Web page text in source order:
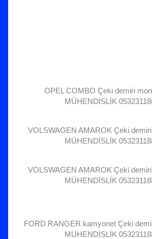
OPEL COMBO Çeki demiri
MÜHENDİSLİK
VOLSWAGEN AMAROK Çeki demiri
MÜHENDİSLİK
VOLSWAGEN AMAROK Çeki demiri
MÜHENDİSLİK
FORD RANGER kamyonet Çeki
MÜHENDİSLİK